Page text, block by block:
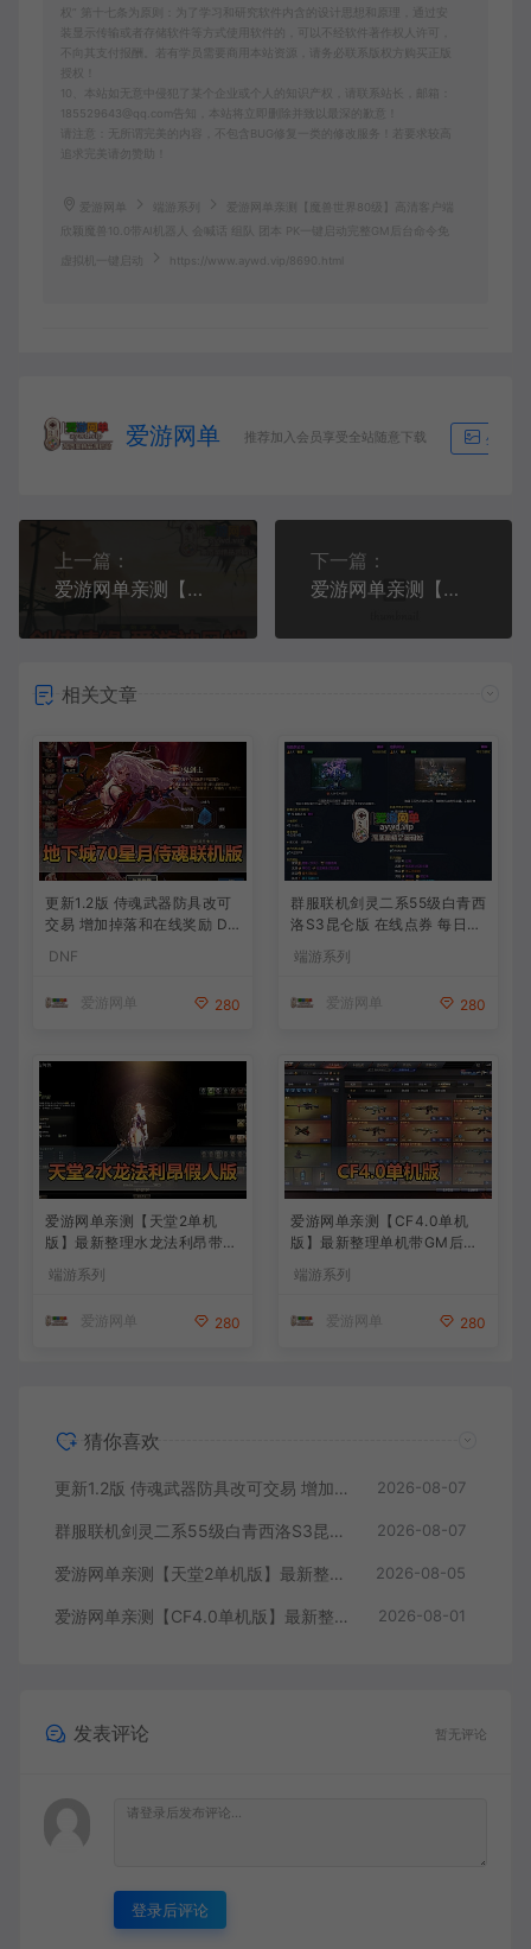
权” 第十七条为原则：为了学习和研究软件内含的设计思想和原理，通过安
装显示传输或者存储软件等方式使用软件的，可以不经软件著作权人许可，
不向其支付报酬。若有学员需要商用本站资源，请务必联系版权方购买正版
10、本站如无意中侵犯了某个企业或个人的知识产权，请联系站长，邮箱：
185529643@qq.com告知，本站将立即删除并致以最深的歉意！
请注意：无所谓完美的内容，不包含BUG修复一类的修改服务！若要求较高
追求完美请勿赞助！
爱游网单 端游系列
爱游网单亲测【魔兽世界80级】高清客户端
欣颖魔兽10.0带AI机器人 会喊话 组队 团本 PK一键启动完整GM后台命令免
虚拟机一键启动 https://www.aywd.vip/8690.html
爱游网单 推荐加入会员享受全站随意下载 生成海
上一篇：
爱游网单亲测【剑侠情缘单机版】爱游神风精品怀旧网游单机GM后台修改视频安装教学虚拟机一键端
下一篇：
爱游网单亲测【梦幻西游单机版】星云西游东海渊无双版 内置GM控制物品重置后台 挂机月卡战斗锦衣丰富宝宝自动抓鬼一键启动
相关文章
更新1.2版 侍魂武器防具改可
交易 增加掉落和在线奖励 DN
丰富异次元技能装备词条 护
能徽章 史诗装备特效徽章 技
DNF
爱游网单 280
群服联机剑灵二系55级白青西
洛S3昆仑版 在线点券 每日礼
端游系列
爱游网单 280
爱游网单亲测【天堂2单机
版】最新整理水龙法利昂带假
人商业端制作单机 内置多功
能GM控制台 可发物品装备
端游系列
爱游网单 280
爱游网单亲测【CF4.0单机
版】最新整理单机带GM后台
可添加全物品装备 人机对战
可选难度 带单机内辅 一键启
端游系列
爱游网单 280
猜你喜欢
更新1.2版 侍魂武器防具改可交易 增加掉落和在线奖励 DNF70星月侍魂联机版 新版技能 丰富异次元技能装备词条 护石 辟邪玉 皮肤外观 BUFF技能徽章 史诗装备特效徽章 技能宝珠等 在线点 装备靠爆 2026-08-07
群服联机剑灵二系55级白青西洛S3昆仑版 在线点券 每日礼包 复古玩法 2026-08-07
爱游网单亲测【天堂2单机版】最新整理水龙法利昂带假人商业端制作单机 内置多功能GM控制台 可发物品装备 虚拟机一键端 视频安装教学 2026-08-05
爱游网单亲测【CF4.0单机版】最新整理单机带GM后台可添加全物品装备 人机对战可选难度 带单机内辅 一键启动视频教学 2026-08-01
发表评论 暂无评论
登录后评论